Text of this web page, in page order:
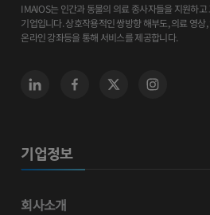
IMAIOS는 인간과 동물의 의료 종사자들을 지원하
기업입니다. 상호작용적인 쌍방향 해부도, 의료 영
온라인 강좌등을 통해 서비스를 제공합니다.
기업정보
회사소개